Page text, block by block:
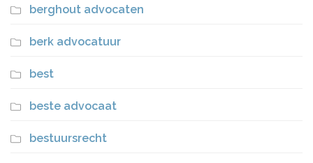
berghout advocaten
berk advocatuur
best
beste advocaat
bestuursrecht